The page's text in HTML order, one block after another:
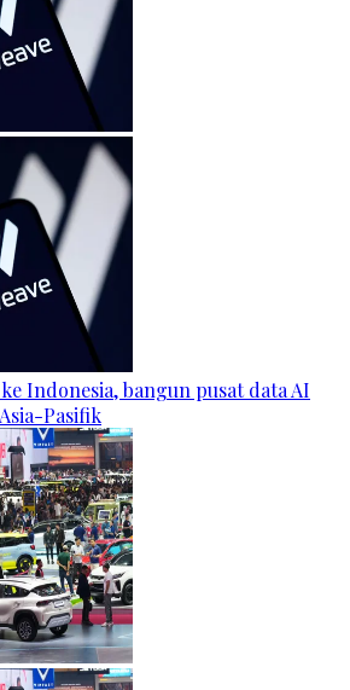
Indonesia, bangun pusat data AI
Pasifik